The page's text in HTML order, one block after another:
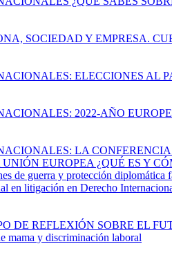
SOCIEDAD Y EMPRESA.
ELECCIONES AL
2022-AÑO
LA
EUROPEA ¿QUÉ ES Y
de guerra y protección
en litigación en Derecho
DE REFLEXIÓN SOBRE EL
mama y discriminación laboral